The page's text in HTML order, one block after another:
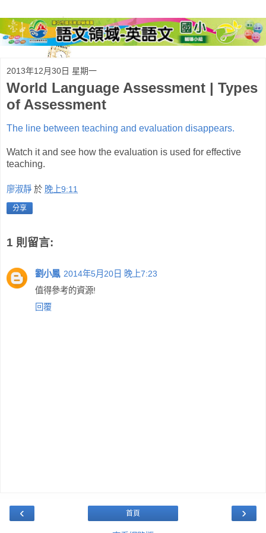
2013年12月30日 星期一
World Language Assessment | Types
of Assessment
The line between teaching and evaluation disappears.
Watch it and see how the evaluation is used for effective
teaching.
廖淑靜 於 晚上9:11
分享
1 則留言:
劉小鳳 2014年5月20日 晚上7:23
值得參考的資源!
回覆
‹ ›
首頁